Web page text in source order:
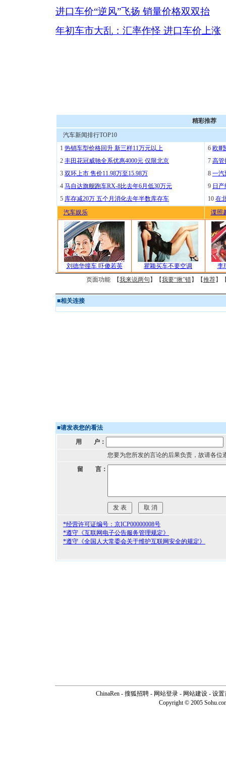
进口车价“逆风”飞扬 销量价格双双抬
年初车市大乱：汇率作怪 进口车价上涨
精彩推荐
汽车新闻排行TOP10
1 热销车型价格回升 新三样11万元以上
2 丰田花冠威驰全系优惠4000元 仅限北京
3 双环上市 售价11.98万至15.98万
4 马自达旗舰跑车RX-8比去年6月低30万元
5 库存减20万 五个月消化去年半数库存车
6 欧Ⅲ
7 高管
8 一汽
9 日
10 在
汽车娱乐
谍照
刘德华撞车 吓傻若英 瞿颖买车不要空调
李
页面功能 【我来说两句 】【我要“揪”错】【推荐】
■相关连接
■请发表您的看法
用 户：
您要为您所发的言论的后果负责，故请各位
留 言：
*经营许可证编号：京ICP00000008号
*遵守《互联网电子公告服务管理规定》
*遵守《全国人大常委会关于维护互联网安全的规定》
ChinaRen - 搜狐招聘 - 网站登录 - 网站建设 - 设置
Copyright © 2005